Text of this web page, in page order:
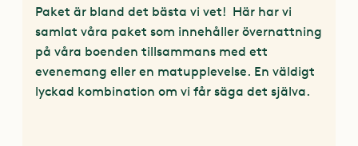
Paket är bland det bästa vi vet! Här har vi
samlat våra paket som innehåller övernattning
på våra boenden tillsammans med ett
evenemang eller en matupplevelse. En väldigt
lyckad kombination om vi får säga det själva.